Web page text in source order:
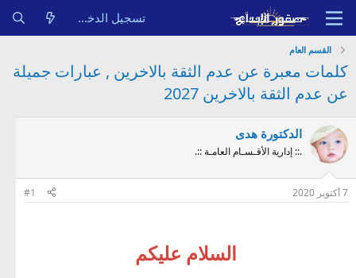
تسجيل الدخول
القسم العام
كلمات معبرة عن عدم الثقة بالاخرين , عبارات جميلة
عن عدم الثقة بالاخرين 2027
الدكتورة هدى
.:: إدارية الأقـسـام العامـة ::.
7 أكتوبر 2020 #1
السلام عليكم